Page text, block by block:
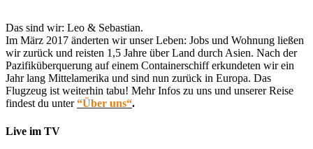
Das sind wir: Leo & Sebastian.
Im März 2017 änderten wir unser Leben: Jobs und Wohnung ließen
wir zurück und reisten 1,5 Jahre über Land durch Asien. Nach der
Pazifiküberquerung auf einem Containerschiff erkundeten wir ein
Jahr lang Mittelamerika und sind nun zurück in Europa. Das
Flugzeug ist weiterhin tabu! Mehr Infos zu uns und unserer Reise
findest du unter“Über uns“.
Live im TV